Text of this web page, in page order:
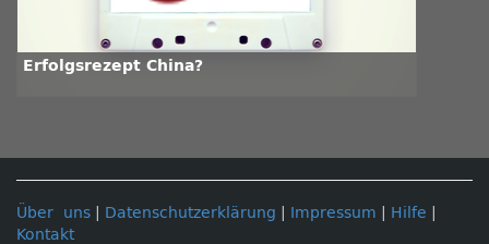
Erfolgsrezept China?
Über uns Datenschutzerklärung Impressum Hilfe
Kontakt